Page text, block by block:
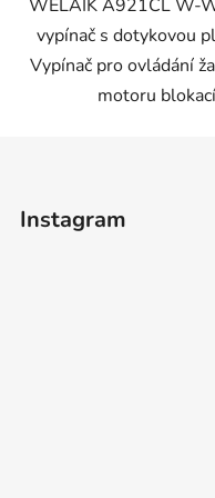
WELAIK A921CL W-
vypínač s dotykovou
Vypínač pro ovládání
motoru
Instagram